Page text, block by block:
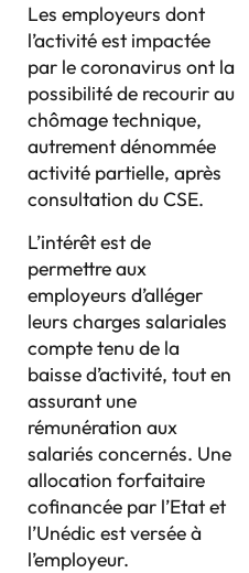
Les employeurs dont
l’activité est impactée
par le coronavirus ont la
possibilité de recourir au
chômage technique,
autrement dénommée
activité partielle, après
consultation du CSE.
L’intérêt est de
permettre aux
employeurs d’alléger
leurs charges salariales
compte tenu de la
baisse d’activité, tout en
assurant une
rémunération aux
salariés concernés. Une
allocation forfaitaire
cofinancée par l’Etat et
l’Unédic est versée à
l’employeur.